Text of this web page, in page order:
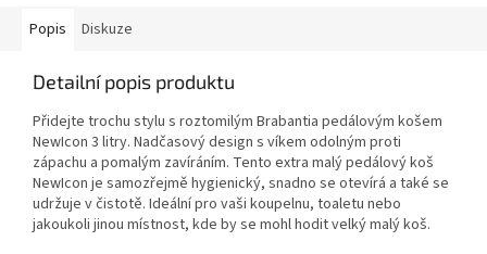
Popis Diskuze
Detailní popis produktu
Přidejte trochu stylu s roztomilým Brabantia pedálovým košem
NewIcon 3 litry. Nadčasový design s víkem odolným proti
zápachu a pomalým zavíráním. Tento extra malý pedálový koš
NewIcon je samozřejmě hygienický, snadno se otevírá a také se
udržuje v čistotě. Ideální pro vaši koupelnu, toaletu nebo
jakoukoli jinou místnost, kde by se mohl hodit velký malý koš.